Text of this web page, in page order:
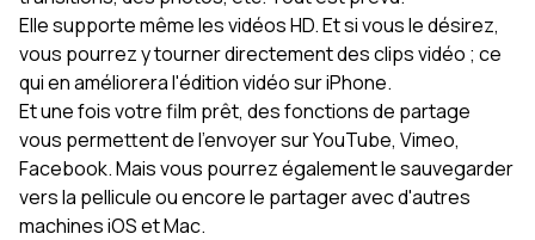
Elle supporte même les vidéos HD. Et si vous le désirez,
vous pourrez y tourner directement des clips vidéo ; ce
qui en améliorera l'édition vidéo sur iPhone.
Et une fois votre film prêt, des fonctions de partage
vous permettent de l'envoyer sur YouTube, Vimeo,
Facebook. Mais vous pourrez également le sauvegarder
vers la pellicule ou encore le partager avec d'autres
machines iOS et Mac.